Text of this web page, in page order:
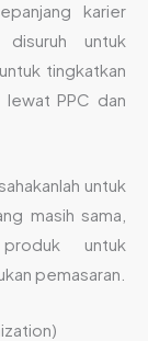
karier
untuk
tingkatkan
lewat PPC dan
untuk
masih sama,
untuk
pemasaran.